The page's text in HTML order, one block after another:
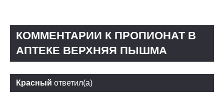
КОММЕНТАРИИ К ПРОПИОНАТ В
АПТЕКЕ ВЕРХНЯЯ ПЫШМА
Красный ответил(а)